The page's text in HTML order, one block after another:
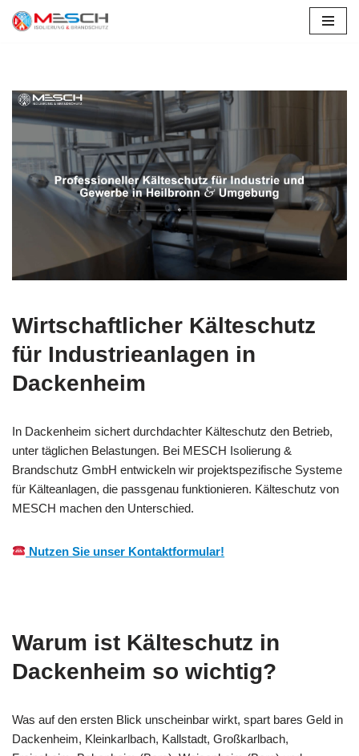
Wirtschaftlicher Kälteschutz
für Industrieanlagen in
Dackenheim
In Dackenheim sichert durchdachter Kälteschutz den Betrieb,
unter täglichen Belastungen. Bei MESCH Isolierung &
Brandschutz GmbH entwickeln wir projektspezifische Systeme
für Kälteanlagen, die passgenau funktionieren. Kälteschutz von
MESCH machen den Unterschied.
Nutzen Sie unser Kontaktformular!
Warum ist Kälteschutz in
Dackenheim so wichtig?
Was auf den ersten Blick unscheinbar wirkt, spart bares Geld in
Dackenheim, Kleinkarlbach, Kallstadt, Großkarlbach,